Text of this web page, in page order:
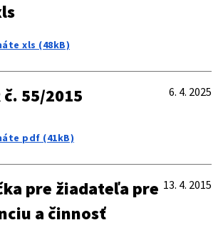
xls (48kB)
č. 55/2015 6. 4. 2025
pdf (41kB)
pre žiadateľa pre
a činnosť
13. 4. 2015